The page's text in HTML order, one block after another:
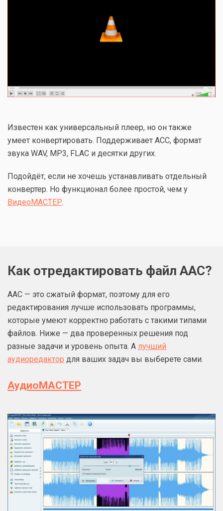
Известен как универсальный плеер, но он также
умеет конвертировать. Поддерживает ACC, формат
звука WAV, MP3, FLAC и десятки других.
Подойдёт, если не хочешь устанавливать отдельный
конвертер. Но функционал более простой, чем у
ВидеоМАСТЕР.
Как отредактировать файл AAC?
AAC — это сжатый формат, поэтому для его
редактирования лучше использовать программы,
которые умеют корректно работать с такими типами
файлов. Ниже — два проверенных решения под
разные задачи и уровень опыта. А лучший
аудиоредактор для ваших задач вы выберете сами.
АудиоМАСТЕР